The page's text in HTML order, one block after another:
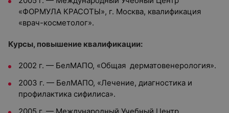
«ФОРМУЛА КРАСОТЫ», г. Москва, квалификация
«врач-косметолог».
Курсы, повышение квалификации:
2002 г. — БелМАПО, «Общая дерматовенерология».
2003 г. — БелМАПО, «Лечение, диагностика и
профилактика сифилиса».